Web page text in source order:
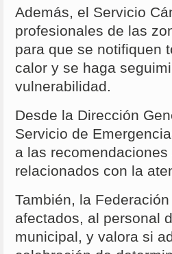
Además, el Servicio
profesionales de las
para que se notifiquen
calor y se haga
vulnerabilidad.
Desde la Dirección
Servicio de
a las
relacionados con la
También, la
afectados, al personal
municipal, y valora si